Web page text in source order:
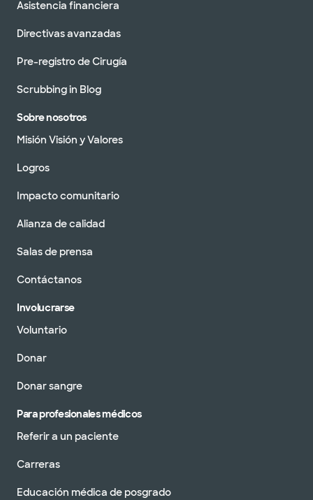
Asistencia financiera
Directivas avanzadas
Pre-registro de Cirugía
Scrubbing in Blog
Sobre nosotros
Misión Visión y Valores
Logros
Impacto comunitario
Alianza de calidad
Salas de prensa
Contáctanos
Involucrarse
Voluntario
Donar
Donar sangre
Para profesionales médicos
Referir a un paciente
Carreras
Educación médica de posgrado